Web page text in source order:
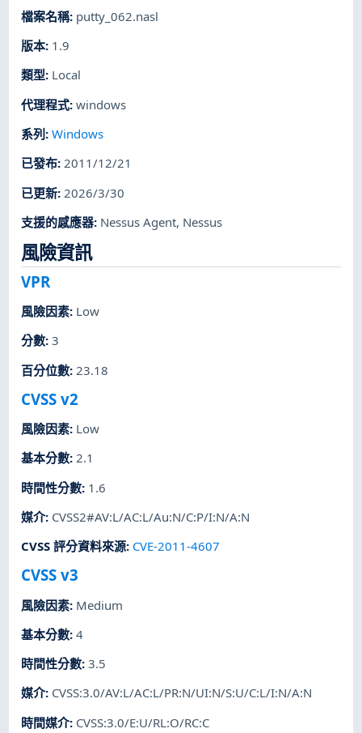
檔案名稱: putty_062.nasl
版本: 1.9
類型: Local
代理程式:windows
系列 :Windows
已發布:2011/12/21
已更新: 2026/3/30
支援的感應器: Nessus Agent, Nessus
風險資訊
VPR
風險因素: Low
分數:3
百分位數: 23.18
CVSS v2
風險因素: Low
基本分數:2.1
時間性分數: 1.6
媒介: CVSS2#AV:L/AC:L/Au:N/C:P/I:N/A:N
CVSS 評分資料來源: CVE-2011-4607
CVSS v3
風險因素: Medium
基本分數:4
時間性分數:3.5
媒介: CVSS:3.0/AV:L/AC:L/PR:N/UI:N/S:U/C:L/I:N/A:N
時間媒介: CVSS:3.0/E:U/RL:O/RC:C